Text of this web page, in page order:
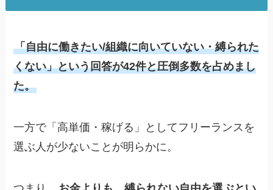
「自由に働きたい/組織に向いていない・縛られた
くない」という回答が42件と圧倒多数を占めまし
た。
一方で「高単価・稼げる」としてフリーランスを
選ぶ人が少ないことが明らかに。